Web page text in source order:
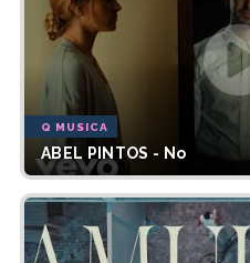
Q MUSICA
ABEL PINTOS - No